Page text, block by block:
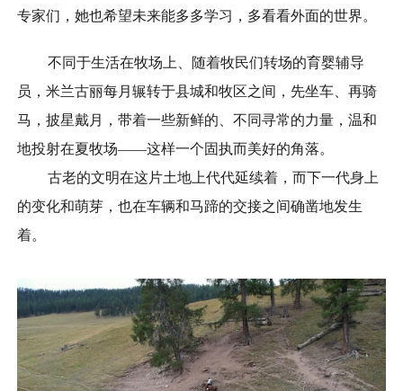
专家们，她也希望未来能多多学习，多看看外面的世界。
不同于生活在牧场上、随着牧民们转场的育婴辅导
员，米兰古丽每月辗转于县城和牧区之间，先坐车、再骑
马，披星戴月，带着一些新鲜的、不同寻常的力量，温和
地投射在夏牧场——这样一个固执而美好的角落。
古老的文明在这片土地上代代延续着，而下一代身上
的变化和萌芽，也在车辆和马蹄的交接之间确凿地发生
着。